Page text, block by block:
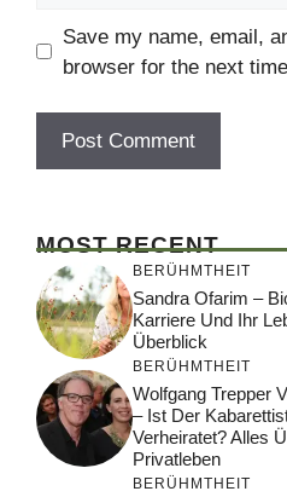
Save my name, email,
browser for the next
MOST RECENT
BERÜHMTHEIT
Sandra Ofarim –
Karriere Und Ihr
Überblick
BERÜHMTHEIT
Wolfgang Trepper
– Ist Der
Verheiratet? Alles
Privatleben
BERÜHMTHEIT